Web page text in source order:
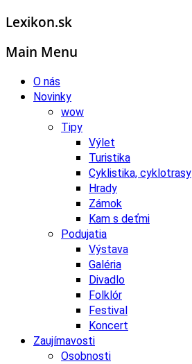
Lexikon.sk
Main Menu
O nás
Novinky
wow
Tipy
Výlet
Turistika
Cyklistika, cyklotrasy
Hrady
Zámok
Kam s deťmi
Podujatia
Výstava
Galéria
Divadlo
Folklór
Festival
Koncert
Zaujímavosti
Osobnosti